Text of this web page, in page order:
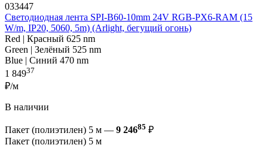
033447
Светодиодная лента SPI-B60-10mm 24V RGB-PX6-RAM (15
W/m, IP20, 5060, 5m) (Arlight, бегущий огонь)
Red | Красный 625 nm
Green | Зелёный 525 nm
Blue | Синий 470 nm
1 84937
₽/м
В наличии
Пакет (полиэтилен) 5 м — 9 24685 ₽
Пакет (полиэтилен) 5 м